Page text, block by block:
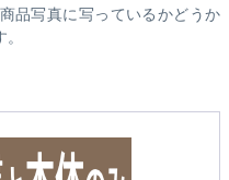
品写真に写っているかどうか